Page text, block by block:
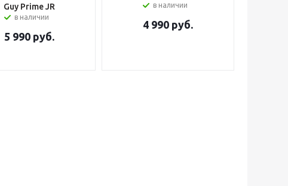
Guy Prime JR
в наличии
5 990 руб.
в наличии
4 990 руб.